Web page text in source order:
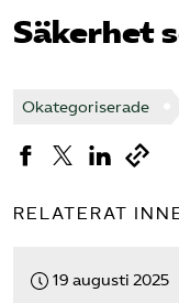
Säkerhet
Okategoriserade
RELATERAT
19 augusti 2025